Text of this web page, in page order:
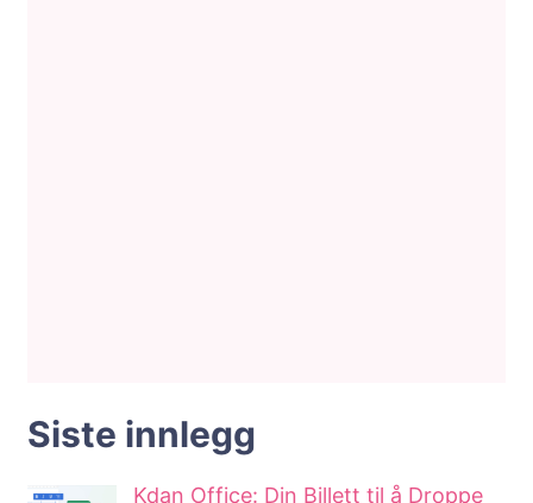
Siste innlegg
Kdan Office: Din Billett til å Droppe